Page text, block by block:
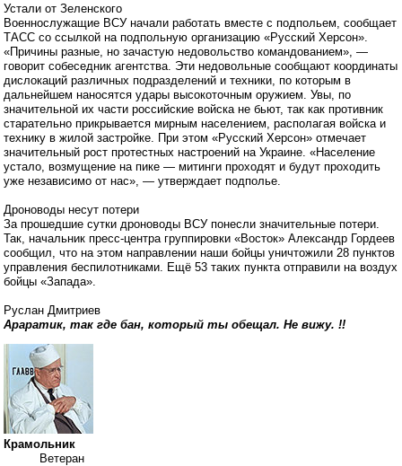
Устали от Зеленского
Военнослужащие ВСУ начали работать вместе с подпольем, сообщает
ТАСС со ссылкой на подпольную организацию «Русский Херсон».
«Причины разные, но зачастую недовольство командованием», —
говорит собеседник агентства. Эти недовольные сообщают координаты
дислокаций различных подразделений и техники, по которым в
дальнейшем наносятся удары высокоточным оружием. Увы, по
значительной их части российские войска не бьют, так как противник
старательно прикрывается мирным населением, располагая войска и
технику в жилой застройке. При этом «Русский Херсон» отмечает
значительный рост протестных настроений на Украине. «Население
устало, возмущение на пике — митинги проходят и будут проходить
уже независимо от нас», — утверждает подполье.
Дроноводы несут потери
За прошедшие сутки дроноводы ВСУ понесли значительные потери.
Так, начальник пресс-центра группировки «Восток» Александр Гордеев
сообщил, что на этом направлении наши бойцы уничтожили 28 пунктов
управления беспилотниками. Ещё 53 таких пункта отправили на воздух
бойцы «Запада».
Руслан Дмитриев
Араратик, так где бан, который ты обещал. Не вижу. !!
Крамольник
Ветеран